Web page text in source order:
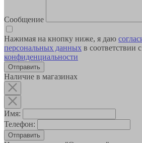
Сообщение
Нажимая на кнопку ниже, я даю
персональных данных в соответствии с
конфиденциальности
Наличие в магазинах
Имя:
Телефон:
Отправить